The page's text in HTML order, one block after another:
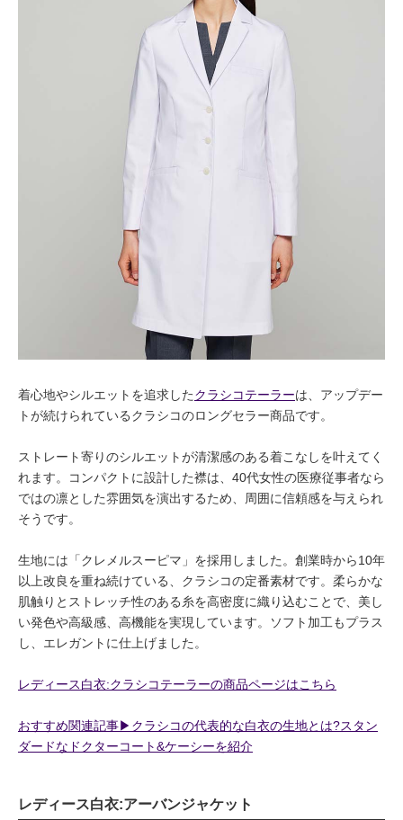
着心地やシルエットを追求したクラシコテーラーは、アップデー
トが続けられているクラシコのロングセラー商品です。
ストレート寄りのシルエットが清潔感のある着こなしを叶えてく
れます。コンパクトに設計した襟は、40代女性の医療従事者なら
ではの凛とした雰囲気を演出するため、周囲に信頼感を与えられ
そうです。
生地には「クレメルスーピマ」を採用しました。創業時から10年
以上改良を重ね続けている、クラシコの定番素材です。柔らかな
肌触りとストレッチ性のある糸を高密度に織り込むことで、美し
い発色や高級感、高機能を実現しています。ソフト加工もプラス
し、エレガントに仕上げました。
レディース白衣:クラシコテーラーの商品ページはこちら
おすすめ関連記事▶︎クラシコの代表的な白衣の生地とは?スタン
ダードなドクターコート&ケーシーを紹介
レディース白衣:アーバンジャケット